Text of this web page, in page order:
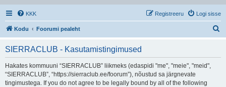
KKK Logi sisse
Registreeru
Kodu Foorumi pealeht
SIERRACLUB - Kasutamistingimused
Hakates kommuuni “SIERRACLUB” liikmeks (edaspidi "me", "meie", "meid",
“SIERRACLUB”, “https://sierraclub.ee/foorum”), nõustud sa järgnevate
tingimustega. If you do not agree to be legally bound by all of the following